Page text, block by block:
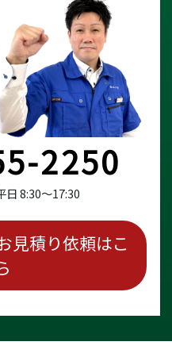
2250
日 8:30～17:30
見積り依頼はこ